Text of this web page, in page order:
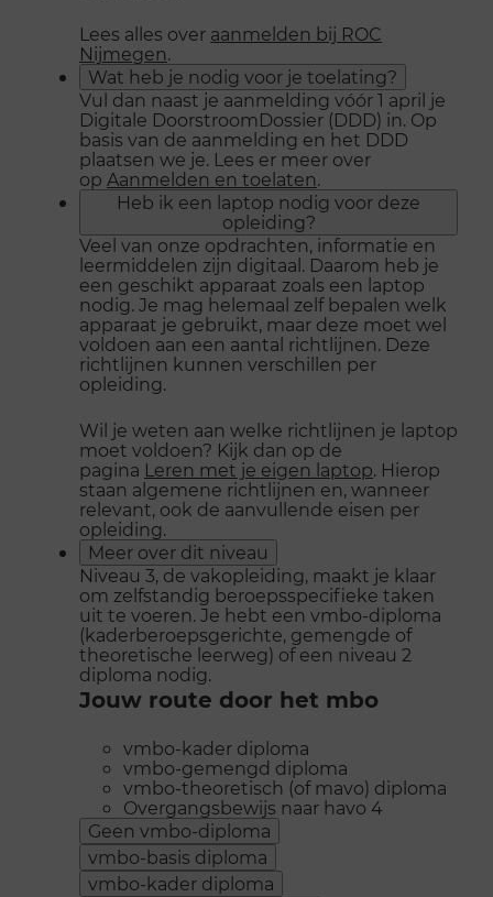
Lees alles over aanmelden bij ROC
Nijmegen.
Wat heb je nodig voor je toelating?
Vul dan naast je aanmelding vóór 1 april je
Digitale DoorstroomDossier (DDD) in. Op
basis van de aanmelding en het DDD
plaatsen we je. Lees er meer over
op Aanmelden en toelaten.
Heb ik een laptop nodig voor deze
opleiding?
Veel van onze opdrachten, informatie en
leermiddelen zijn digitaal. Daarom heb je
een geschikt apparaat zoals een laptop
nodig. Je mag helemaal zelf bepalen welk
apparaat je gebruikt, maar deze moet wel
voldoen aan een aantal richtlijnen. Deze
richtlijnen kunnen verschillen per
opleiding.
Wil je weten aan welke richtlijnen je laptop
moet voldoen? Kijk dan op de
pagina Leren met je eigen laptop. Hierop
staan algemene richtlijnen en, wanneer
relevant, ook de aanvullende eisen per
opleiding.
Meer over dit niveau
Niveau 3, de vakopleiding, maakt je klaar
om zelfstandig beroepsspecifieke taken
uit te voeren. Je hebt een vmbo-diploma
(kaderberoepsgerichte, gemengde of
theoretische leerweg) of een niveau 2
diploma nodig.
Jouw route door het mbo
vmbo-kader diploma
vmbo-gemengd diploma
vmbo-theoretisch (of mavo) diploma
Overgangsbewijs naar havo 4
Geen vmbo-diploma
vmbo-basis diploma
vmbo-kader diploma